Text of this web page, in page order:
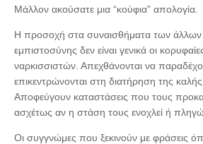
Μάλλον ακούσατε μια “κούφια” απολογία.
Η προσοχή στα συναισθήματα των άλλων
εμπιστοσύνης δεν είναι γενικά οι
ναρκισσιστών. Απεχθάνονται να
επικεντρώνονται στη διατήρηση της καλής
Αποφεύγουν καταστάσεις που τους
ασχέτως αν η στάση τους ενοχλεί ή
Οι συγγνώμες που ξεκινούν με φράσεις